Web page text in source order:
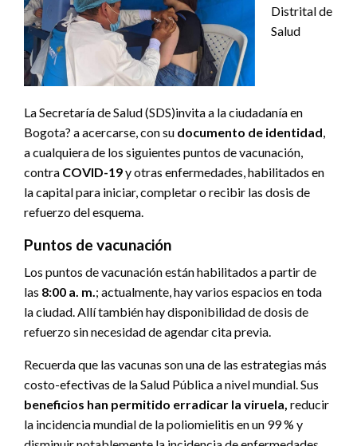
Distrital de
Salud
La Secretaría de Salud (SDS)invita a la ciudadanía en
Bogota? a acercarse, con su documento de identidad,
a cualquiera de los siguientes puntos de vacunación,
contra COVID-19y otras enfermedades, habilitados en
la capital para iniciar, completar o recibir las dosis de
refuerzo del esquema.
Puntos de vacunación
Los puntos de vacunación están habilitados a partir de
las 8:00 a. m.; actualmente, hay varios espacios en toda
la ciudad. Allí también hay disponibilidad de dosis de
refuerzo sin necesidad de agendar cita previa.
Recuerda que las vacunas son una de las estrategias más
costo-efectivas de la Salud Pública a nivel mundial. Sus
beneficios han permitido erradicar la viruela, reducir
la incidencia mundial de la poliomielitis en un 99 % y